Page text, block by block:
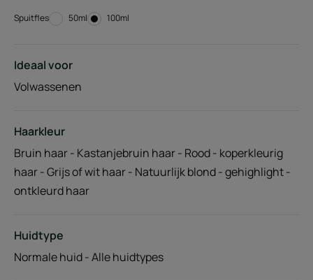
Spuitfles Spuitfles
50ml Spuitfles
100ml
Ideaal voor
Volwassenen
Haarkleur
Bruin haar - Kastanjebruin haar - Rood - koperkleurig
haar - Grijs of wit haar - Natuurlijk blond - gehighlight -
ontkleurd haar
Huidtype
Normale huid - Alle huidtypes